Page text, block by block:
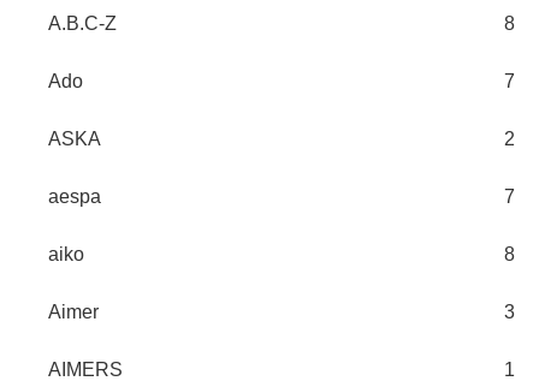
A.B.C-Z 8
Ado 7
ASKA 2
aespa 7
aiko 8
Aimer 3
AIMERS 1